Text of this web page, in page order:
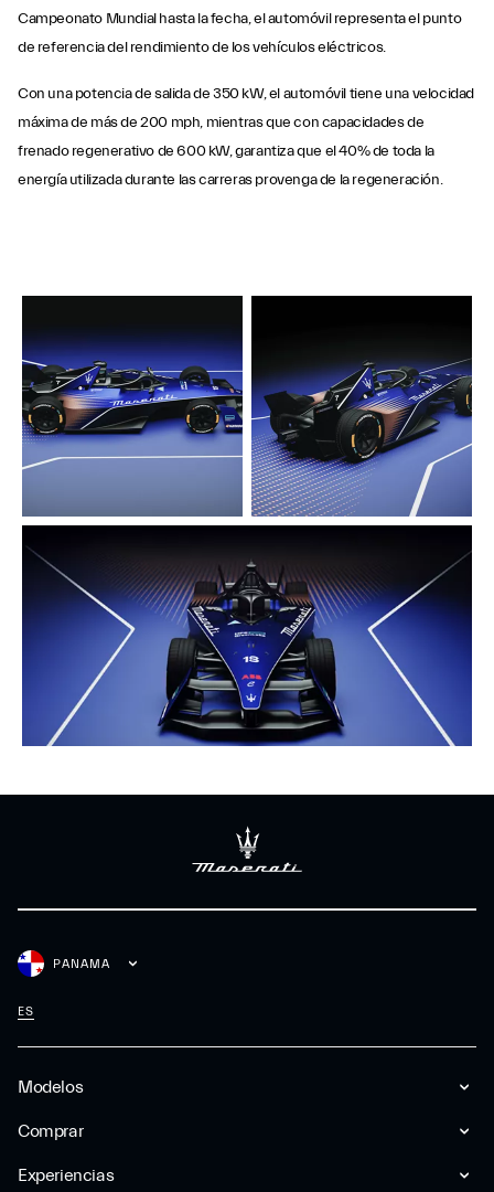
Campeonato Mundial hasta la fecha, el automóvil representa el punto
de referencia del rendimiento de los vehículos eléctricos.
Con una potencia de salida de 350 kW, el automóvil tiene una velocidad
máxima de más de 200 mph, mientras que con capacidades de
frenado regenerativo de 600 kW, garantiza que el 40% de toda la
energía utilizada durante las carreras provenga de la regeneración.
Modelos
Comprar
Experiencias
PANAMA
ES